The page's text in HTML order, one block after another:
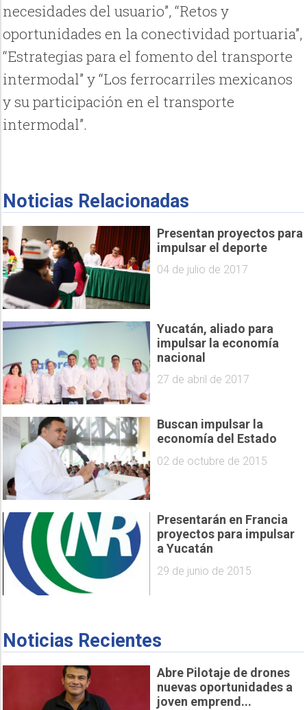
necesidades del usuario”, “Retos y
oportunidades en la conectividad portuaria”,
“Estrategias para el fomento del transporte
intermodal” y “Los ferrocarriles mexicanos
y su participación en el transporte
intermodal”.
Noticias Relacionadas
Presentan proyectos para
impulsar el deporte
04 de julio de 2017
Yucatán, aliado para
impulsar la economía
nacional
27 de abril de 2017
Buscan impulsar la
economía del Estado
02 de octubre de 2015
Presentarán en Francia
proyectos para impulsar
a Yucatán
29 de junio de 2015
Noticias Recientes
Abre Pilotaje de drones
nuevas oportunidades a
joven emprend...